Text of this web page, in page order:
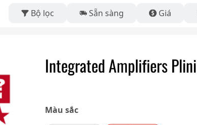
Bộ lọc Sẵn sàng Giá
Integrated Amplifiers
Màu sắc